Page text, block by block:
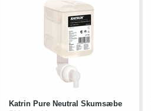
Katrin Pure Neutral Skumsæbe